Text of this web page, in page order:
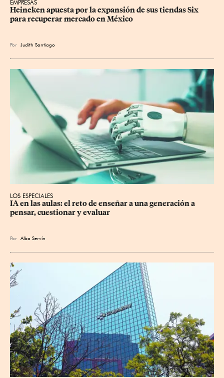
EMPRESAS
Heineken apuesta por la expansión de sus tiendas Six
para recuperar mercado en México
Por Judith Santiago
LOS ESPECIALES
IA en las aulas: el reto de enseñar a una generación a
pensar, cuestionar y evaluar
Por Alba Servín